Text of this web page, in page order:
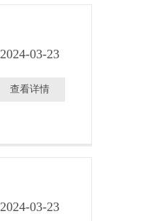
2024-03-23
查看详情
2024-03-23